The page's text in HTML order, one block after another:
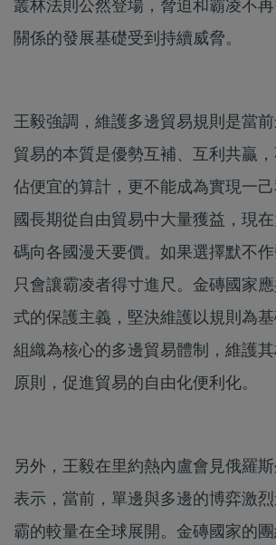
叢林法則公然登場，脅迫和霸凌不
關係的發展基礎受到持續威脅。
王毅強調，維護多邊貿易規則是當前
貿易的本質是優勢互補、互利共贏
佔便宜的算計，更不能成為實現一
國長期從自由貿易中大量獲益，現
碼向各國漫天要價。如果選擇默不作
只會讓霸凌者得寸進尺。金磚國家
式的保護主義，堅決維護以規則為
組織為核心的多邊貿易體制，維護
原則，促進貿易的自由化便利化。
另外，王毅在里約熱內盧會見俄羅
表示，當前，單邊與多邊的博弈激
霸的較量在全球展開。金磚國家的